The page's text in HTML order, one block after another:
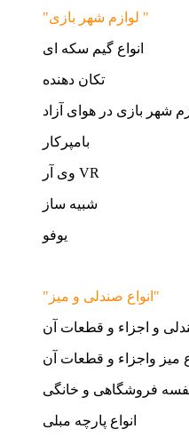
"لوازم شهر بازی "
انواع گیم سکه ای
تکان دهنده
شهر بازی در هوای آزاد
بامپرکار
وی آر VR
شبیه ساز
یوفو
"انواع صندلی و میز"
و اجزاء و قطعات آن
میز واجزاء و قطعات آن
قفسه فروشگاهی و خانگی
انواع پارچه مبلی